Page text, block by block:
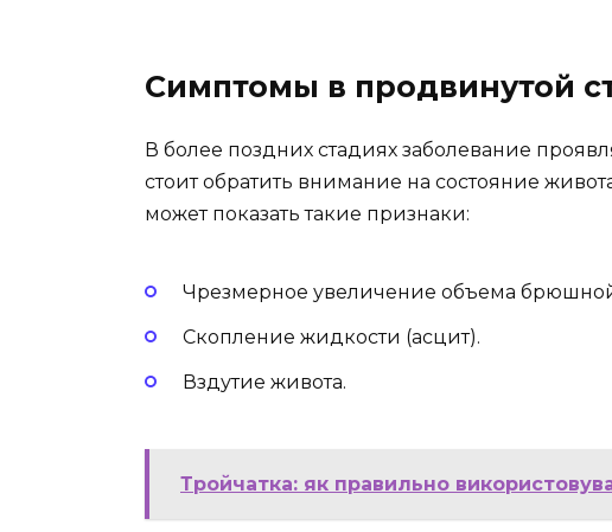
Симптомы в продвинутой
В более поздних стадиях заболевание
стоит обратить внимание на состояние
может показать такие признаки:
Чрезмерное увеличение объема
Скопление жидкости (асцит).
Вздутие живота.
Тройчатка: як правильно